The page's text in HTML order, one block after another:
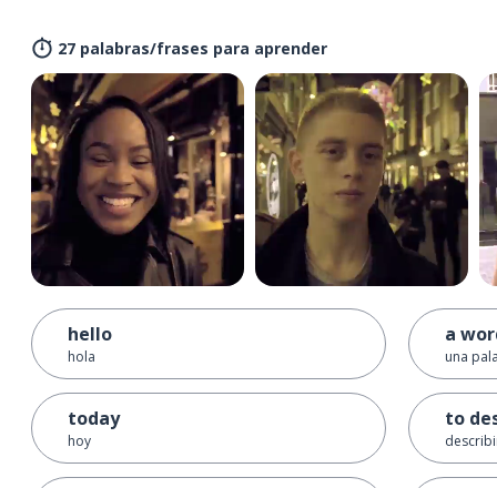
27 palabras/frases para aprender
hello
hola
today
hoy
a
una
to